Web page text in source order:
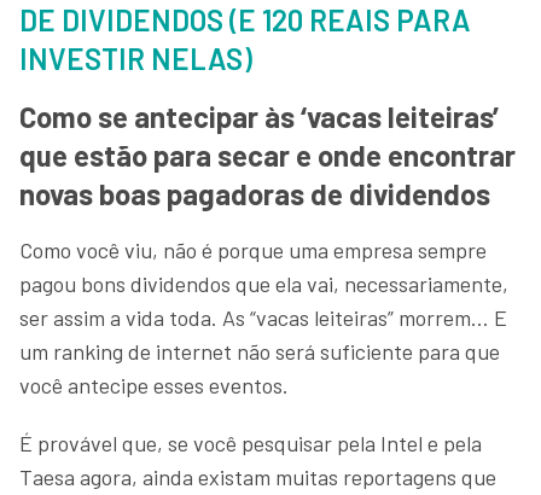
DE DIVIDENDOS (E 120 REAIS PARA
INVESTIR NELAS)
Como se antecipar às ‘vacas leiteiras’
que estão para secar e onde encontrar
novas boas pagadoras de dividendos
Como você viu, não é porque uma empresa sempre
pagou bons dividendos que ela vai, necessariamente,
ser assim a vida toda. As “vacas leiteiras” morrem… E
um ranking de internet não será suficiente para que
você antecipe esses eventos.
É provável que, se você pesquisar pela Intel e pela
Taesa agora, ainda existam muitas reportagens que